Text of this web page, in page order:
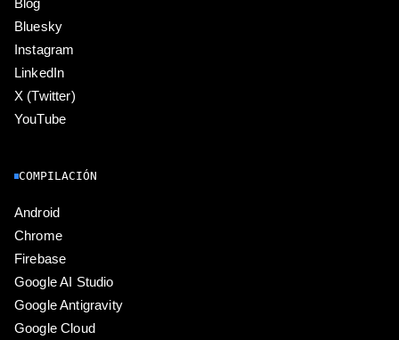
Blog
Bluesky
Instagram
LinkedIn
X (Twitter)
YouTube
COMPILACIÓN
Android
Chrome
Firebase
Google AI Studio
Google Antigravity
Google Cloud